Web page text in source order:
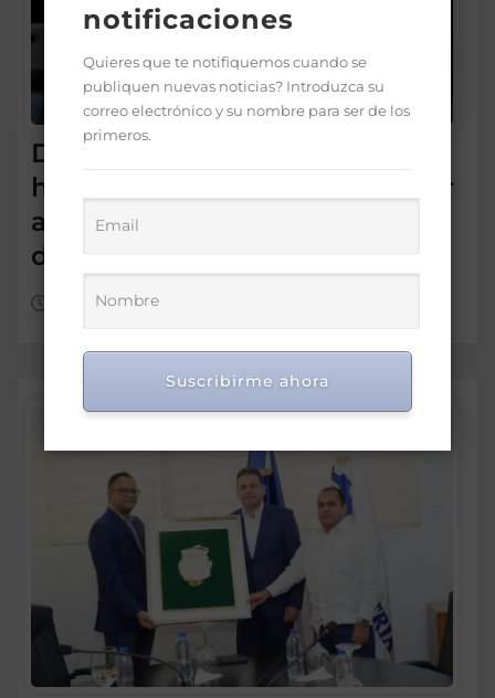
Director SNS proyecta 150
hospitales operen con mayor
autonomía en los próximos
dos años
Ago 7, 2026
notificaciones
Quieres que te notifiquemos cuando se
publiquen nuevas noticias? Introduzca su
correo electrónico y su nombre para ser de los
primeros.
Suscribirme ahora